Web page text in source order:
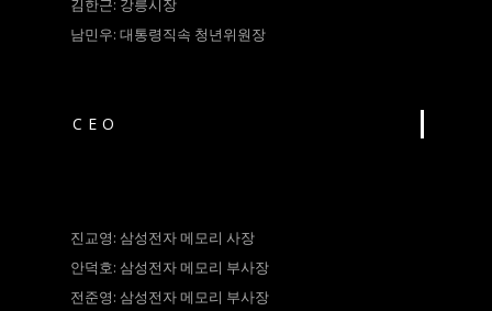
김한근: 강릉시장
남민우: 대통령직속 청년위원장
CEO
진교영: 삼성전자 메모리 사장
안덕호: 삼성전자 메모리 부사장
전준영: 삼성전자 메모리 부사장